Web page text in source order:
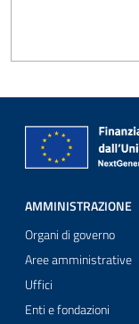
AMMINISTRAZIONE
Organi di governo
Aree amministrative
Uffici
Enti e fondazioni